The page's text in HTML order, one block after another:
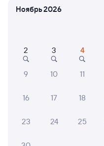
из Нижневартовска-1
Плацкарт
от 8 ⁠254 ⁠₽
Купе
8 ⁠369 ⁠₽
Даже если сейчас нет мест
Ноябрь 2026
2 3 4
9 10 11
16 17 18
23 24 25